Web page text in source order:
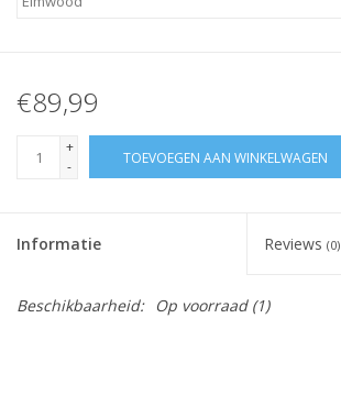
€89,99
+
-
TOEVOEGEN AAN WINKELWAGEN
Informatie Reviews (0)
Beschikbaarheid: Op voorraad(1)